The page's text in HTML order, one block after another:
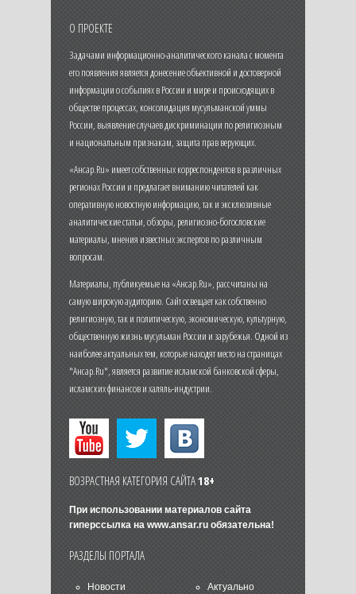
О ПРОЕКТЕ
Задачами информационно-аналитического канала с момента
его появления является донесение объективной и достоверной
информации о событиях в России и мире и происходящих в
обществе процессах, консолидация мусульманской уммы
России, выявление случаев дискриминации по религиозным
и национальным признакам, защита прав верующих.
«Ансар.Ru» имеет собственных корреспондентов в различных
регионах России и предлагает вниманию читателей как
оперативную новостную информацию, так и эксклюзивные
аналитические статьи, обзоры, религиозно-богословские
материалы, мнения известных экспертов по различным
вопросам.
Материалы, публикуемые на «Ансар.Ru», рассчитаны на
самую широкую аудиторию. Сайт освещает как собственно
религиозную, так и политическую, экономическую, культурную,
общественную жизнь мусульман России и зарубежья. Одной из
наиболее актуальных тем, которые находят место на страницах
"Ансар.Ru", является развитие исламской банковской сферы,
исламских финансов и халяль-индустрии.
ВОЗРАСТНАЯ КАТЕГОРИЯ САЙТА18+
При использовании материалов сайта
гиперссылка на www.ansar.ruобязательна!
РАЗДЕЛЫ ПОРТАЛА
Новости Актуально